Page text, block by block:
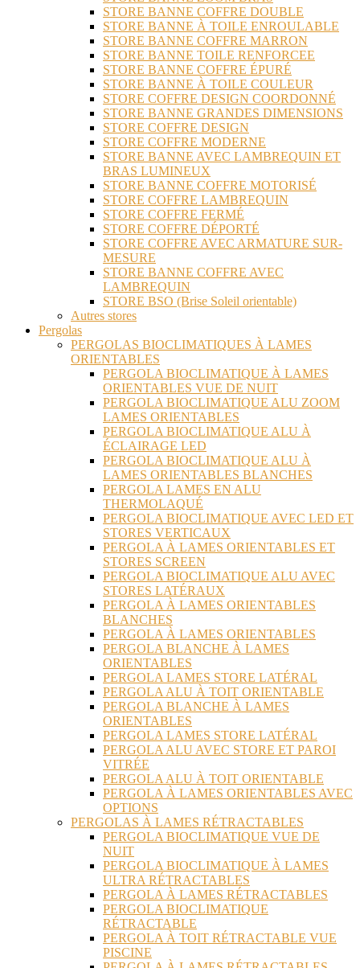
STORE BANNE COFFRE DOUBLE
STORE BANNE À TOILE ENROULABLE
STORE BANNE COFFRE MARRON
STORE BANNE TOILE RENFORCEE
STORE BANNE COFFRE ÉPURÉ
STORE BANNE À TOILE COULEUR
STORE COFFRE DESIGN COORDONNÉ
STORE BANNE GRANDES DIMENSIONS
STORE COFFRE DESIGN
STORE COFFRE MODERNE
STORE BANNE AVEC LAMBREQUIN ET
BRAS LUMINEUX
STORE BANNE COFFRE MOTORISÉ
STORE COFFRE LAMBREQUIN
STORE COFFRE FERMÉ
STORE COFFRE DÉPORTÉ
STORE COFFRE AVEC ARMATURE SUR-
MESURE
STORE BANNE COFFRE AVEC
LAMBREQUIN
STORE BSO (Brise Soleil orientable)
Autres stores
Pergolas
PERGOLAS BIOCLIMATIQUES À LAMES
ORIENTABLES
PERGOLA BIOCLIMATIQUE À LAMES
ORIENTABLES VUE DE NUIT
PERGOLA BIOCLIMATIQUE ALU ZOOM
LAMES ORIENTABLES
PERGOLA BIOCLIMATIQUE ALU À
ÉCLAIRAGE LED
PERGOLA BIOCLIMATIQUE ALU À
LAMES ORIENTABLES BLANCHES
PERGOLA LAMES EN ALU
THERMOLAQUÉ
PERGOLA BIOCLIMATIQUE AVEC LED ET
STORES VERTICAUX
PERGOLA À LAMES ORIENTABLES ET
STORES SCREEN
PERGOLA BIOCLIMATIQUE ALU AVEC
STORES LATÉRAUX
PERGOLA À LAMES ORIENTABLES
BLANCHES
PERGOLA À LAMES ORIENTABLES
PERGOLA BLANCHE À LAMES
ORIENTABLES
PERGOLA LAMES STORE LATÉRAL
PERGOLA ALU À TOIT ORIENTABLE
PERGOLA BLANCHE À LAMES
ORIENTABLES
PERGOLA LAMES STORE LATÉRAL
PERGOLA ALU AVEC STORE ET PAROI
VITRÉE
PERGOLA ALU À TOIT ORIENTABLE
PERGOLA À LAMES ORIENTABLES AVEC
OPTIONS
PERGOLAS À LAMES RÉTRACTABLES
PERGOLA BIOCLIMATIQUE VUE DE
NUIT
PERGOLA BIOCLIMATIQUE À LAMES
ULTRA RÉTRACTABLES
PERGOLA À LAMES RÉTRACTABLES
PERGOLA BIOCLIMATIQUE
RÉTRACTABLE
PERGOLA À TOIT RÉTRACTABLE VUE
PISCINE